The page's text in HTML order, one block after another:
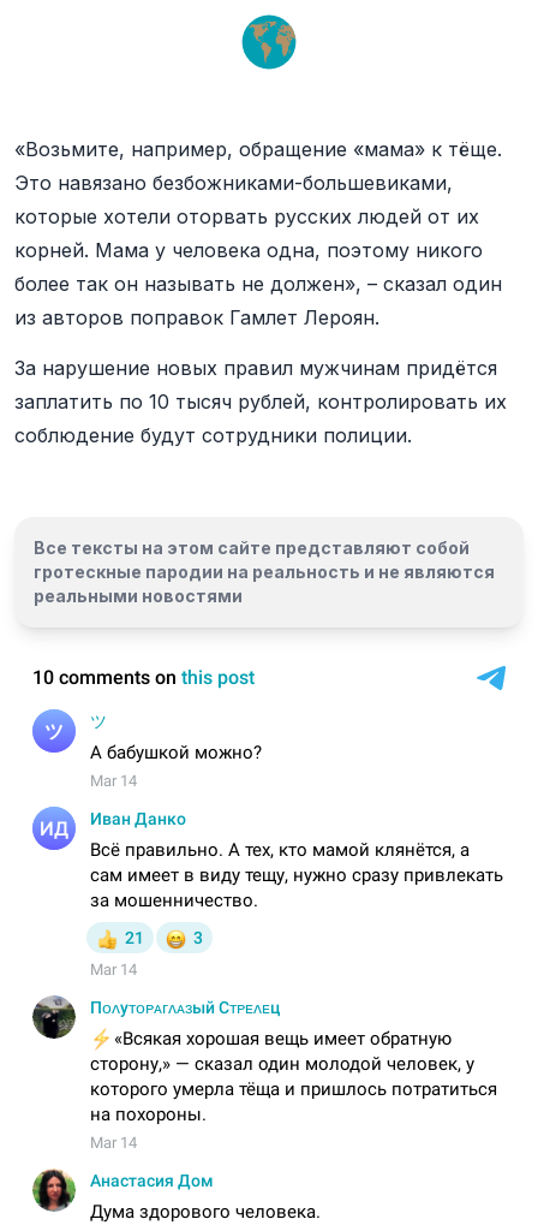
«Возьмите, например, обращение «мама» к тёще.
Это навязано безбожниками-большевиками,
которые хотели оторвать русских людей от их
корней. Мама у человека одна, поэтому никого
более так он называть не должен», – сказал один
из авторов поправок Гамлет Лероян.
За нарушение новых правил мужчинам придётся
заплатить по 10 тысяч рублей, контролировать их
соблюдение будут сотрудники полиции.
Все тексты на этом сайте представляют собой
гротескные пародии на реальность и не являются
реальными новостями